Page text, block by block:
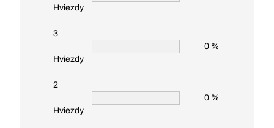
Hviezdy
3
Hviezdy
0 %
2
Hviezdy
0 %